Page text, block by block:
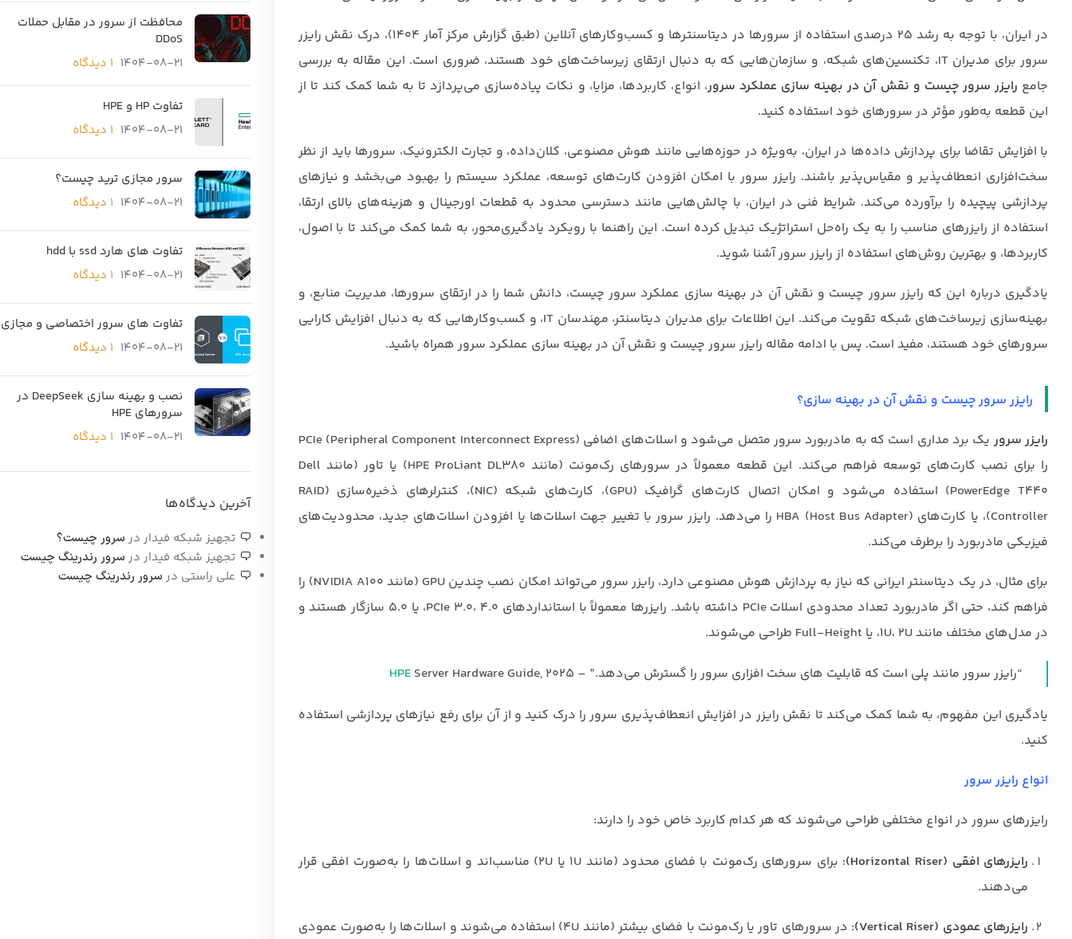
در ایران، با توجه به رشد ۲۵ درصدی استفاده از سرورها در دیتاسنترها و کسب‌وکارهای آنلاین (طبق گزارش مرکز آمار ۱۴۰۴)، درک نقش رایزر
سرور برای مدیران IT، تکنسین‌های شبکه، و سازمان‌هایی که به دنبال ارتقای زیرساخت‌های خود هستند، ضروری است. این مقاله به بررسی
جامع رایزر سرور چیست و نقش آن در بهینه‌ سازی عملکرد سرور، انواع، کاربردها، مزایا، و نکات پیاده‌سازی می‌پردازد تا به شما کمک کند تا از
این قطعه به‌طور مؤثر در سرورهای خود استفاده کنید.
با افزایش تقاضا برای پردازش داده‌ها در ایران، به‌ویژه در حوزه‌هایی مانند هوش مصنوعی، کلان‌داده، و تجارت الکترونیک، سرورها باید از نظر
سخت‌افزاری انعطاف‌پذیر و مقیاس‌پذیر باشند. رایزر سرور با امکان افزودن کارت‌های توسعه، عملکرد سیستم را بهبود می‌بخشد و نیازهای
پردازشی پیچیده را برآورده می‌کند. شرایط فنی در ایران، با چالش‌هایی مانند دسترسی محدود به قطعات اورجینال و هزینه‌های بالای ارتقا،
استفاده از رایزرهای مناسب را به یک راه‌حل استراتژیک تبدیل کرده است. این راهنما با رویکرد یادگیری‌محور، به شما کمک می‌کند تا با اصول،
کاربردها، و بهترین روش‌های استفاده از رایزر سرور آشنا شوید.
یادگیری درباره این که رایزر سرور چیست و نقش آن در بهینه‌ سازی عملکرد سرور چیست، دانش شما را در ارتقای سرورها، مدیریت منابع، و
بهینه‌سازی زیرساخت‌های شبکه تقویت می‌کند. این اطلاعات برای مدیران دیتاسنتر، مهندسان IT، و کسب‌وکارهایی که به دنبال افزایش کارایی
سرورهای خود هستند، مفید است. پس با ادامه مقاله رایزر سرور چیست و نقش آن در بهینه‌ سازی عملکرد سرور همراه باشید.
رایزر سرور چیست و نقش آن در بهینه‌ سازی؟
رایزر سرور
یک برد مداری است که به مادربورد سرور متصل می‌شود و اسلات‌های اضافی PCIe (Peripheral Component Interconnect Express)
را برای نصب کارت‌های توسعه فراهم می‌کند. این قطعه معمولاً در سرورهای رک‌مونت (مانند HPE ProLiant DL380) یا تاور (مانند Dell
PowerEdge T440) استفاده می‌شود و امکان اتصال کارت‌های گرافیک (GPU)، کارت‌های شبکه (NIC)، کنترلرهای ذخیره‌سازی (RAID
Controller)، یا کارت‌های HBA (Host Bus Adapter) را می‌دهد. رایزر سرور با تغییر جهت اسلات‌ها یا افزودن اسلات‌های جدید، محدودیت‌های
فیزیکی مادربورد را برطرف می‌کند.
برای مثال، در یک دیتاسنتر ایرانی که نیاز به پردازش هوش مصنوعی دارد، رایزر سرور می‌تواند امکان نصب چندین GPU (مانند NVIDIA A100) را
فراهم کند، حتی اگر مادربورد تعداد محدودی اسلات PCIe داشته باشد. رایزرها معمولاً با استانداردهای PCIe 3.0، 4.0، یا 5.0 سازگار هستند و
در مدل‌های مختلف مانند 1U، 2U، یا Full-Height طراحی می‌شوند.
“رایزر سرور مانند پلی است که قابلیت‌ های سخت‌ افزاری سرور را گسترش می‌دهد.” – HPE Server Hardware Guide, 2025
یادگیری این مفهوم، به شما کمک می‌کند تا نقش رایزر در افزایش انعطاف‌پذیری سرور را درک کنید و از آن برای رفع نیازهای پردازشی استفاده
کنید.
انواع رایزر سرور
رایزرهای سرور در انواع مختلفی طراحی می‌شوند که هر کدام کاربرد خاص خود را دارند:
رایزرهای افقی (Horizontal Riser)
: برای سرورهای رک‌مونت با فضای محدود (مانند 1U یا 2U) مناسب‌اند و اسلات‌ها را به‌صورت افقی قرار
می‌دهند.
رایزرهای عمودی (Vertical Riser)
: در سرورهای تاور یا رک‌مونت با فضای بیشتر (مانند 4U) استفاده می‌شوند و اسلات‌ها را به‌صورت عمودی
محافظت از سرور در مقابل حملات
DDoS
1404-08-21 ۱ دیدگاه
تفاوت HP و HPE
1404-08-21 ۱ دیدگاه
سرور مجازی ترید چیست؟
1404-08-21 ۱ دیدگاه
تفاوت های هارد ssd با hdd
1404-08-21 ۱ دیدگاه
تفاوت های سرور اختصاصی و مجازی
1404-08-21 ۱ دیدگاه
نصب و بهینه سازی DeepSeek در
سرورهای HPE
1404-08-21 ۱ دیدگاه
آخرین دیدگاه‌ها
تجهیز شبکه فیدار در سرور چیست؟
تجهیز شبکه فیدار در سرور رندرینگ چیست
علی راستی در سرور رندرینگ چیست